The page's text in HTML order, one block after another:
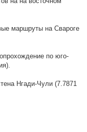
маршруты на Свароге
по юго-
Нгади-Чули (7.7871